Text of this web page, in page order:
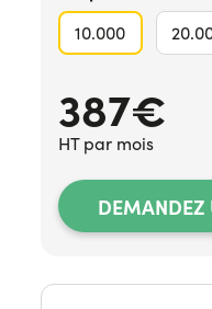
10.000
387€
HT par mois
DEMANDEZ